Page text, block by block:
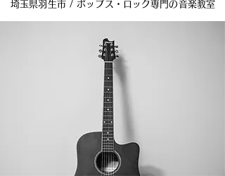
埼玉県羽生市 / ポップス・ロック専門の音楽教室